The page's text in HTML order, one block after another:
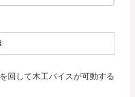
回して木工バイスが可動する